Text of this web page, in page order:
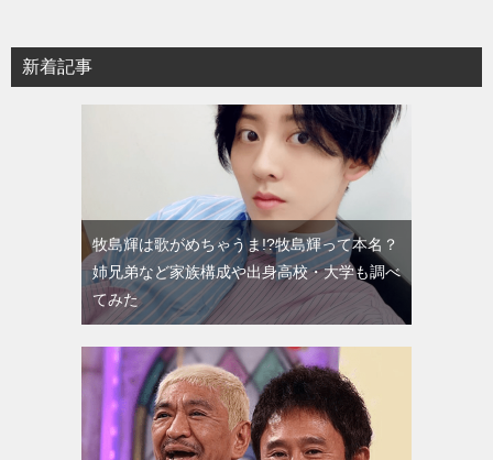
新着記事
牧島輝は歌がめちゃうま!?牧島輝って本名？
姉兄弟など家族構成や出身高校・大学も調べ
てみた